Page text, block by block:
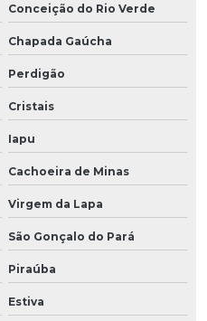
Conceição do Rio Verde
Chapada Gaúcha
Perdigão
Cristais
Iapu
Cachoeira de Minas
Virgem da Lapa
São Gonçalo do Pará
Piraúba
Estiva